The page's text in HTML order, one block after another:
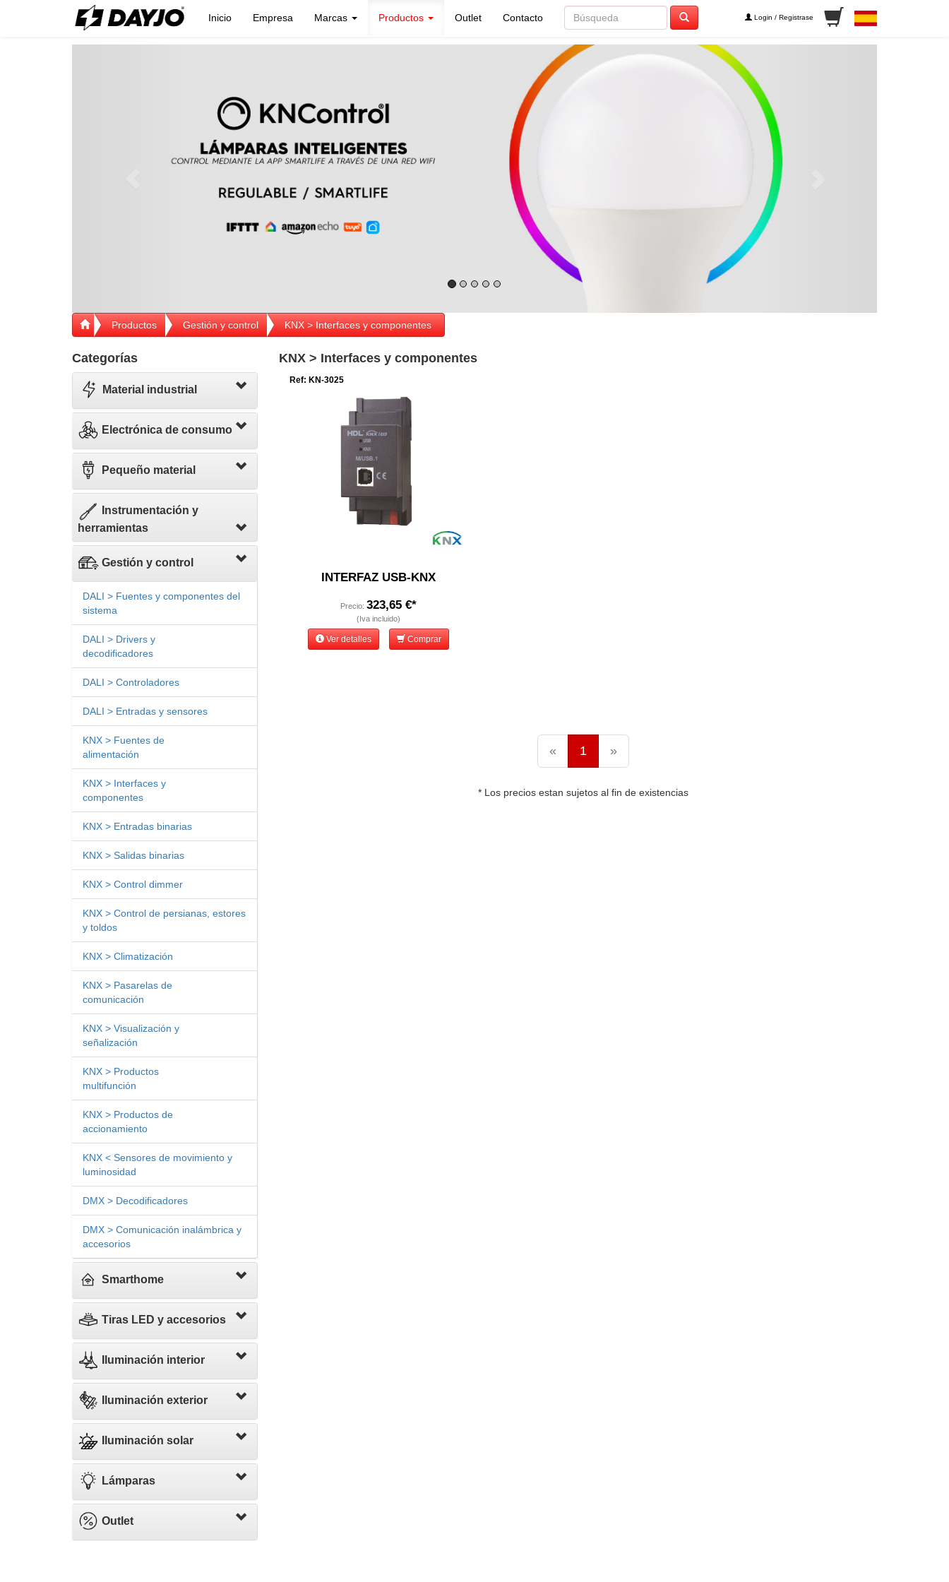
Inicio Empresa Marcas Productos Outlet Contacto Login / Registrase
Productos Gestión y control KNX > Interfaces y componentes
Categorías
Material industrial
Electrónica de consumo
Pequeño material
Instrumentación y
herramientas
Gestión y control
DALI > Fuentes y componentes del
sistema
DALI > Drivers y
decodificadores
DALI > Controladores
DALI > Entradas y sensores
KNX > Fuentes de
alimentación
KNX > Interfaces y
componentes
KNX > Entradas binarias
KNX > Salidas binarias
KNX > Control dimmer
KNX > Control de persianas, estores
y toldos
KNX > Climatización
KNX > Pasarelas de
comunicación
KNX > Visualización y
señalización
KNX > Productos
multifunción
KNX > Productos de
accionamiento
KNX < Sensores de movimiento y
luminosidad
DMX > Decodificadores
DMX > Comunicación inalámbrica y
accesorios
Smarthome
Tiras LED y accesorios
Iluminación interior
Iluminación exterior
Iluminación solar
Lámparas
Outlet
KNX > Interfaces y componentes
Ref: KN-3025
INTERFAZ USB-KNX
Precio: 323,65 €*
(Iva incluido)
Ver detalles Comprar
« 1 »
* Los precios estan sujetos al fin de existencias